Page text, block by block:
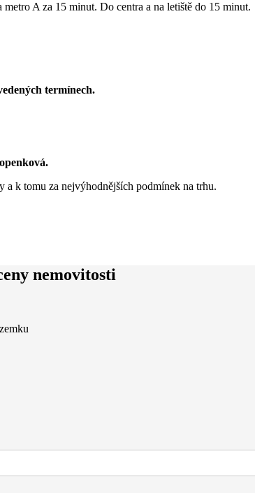
A za 15 minut. Do centra a na letiště do 15 minut.
termínech.
k tomu za nejvýhodnějších podmínek na trhu.
nemovitosti